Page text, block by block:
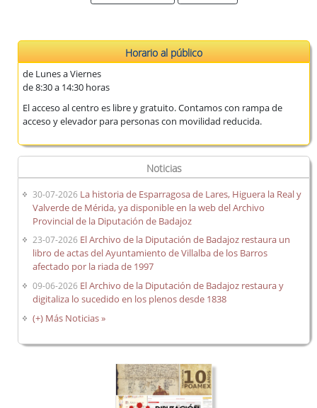
Horario al público
de Lunes a Viernes
de 8:30 a 14:30 horas
El acceso al centro es libre y gratuito. Contamos con rampa de
acceso y elevador para personas con movilidad reducida.
Noticias
30-07-2026 La historia de Esparragosa de Lares, Higuera la Real y
Valverde de Mérida, ya disponible en la web del Archivo
Provincial de la Diputación de Badajoz
23-07-2026 El Archivo de la Diputación de Badajoz restaura un
libro de actas del Ayuntamiento de Villalba de los Barros
afectado por la riada de 1997
09-06-2026 El Archivo de la Diputación de Badajoz restaura y
digitaliza lo sucedido en los plenos desde 1838
(+) Más Noticias »